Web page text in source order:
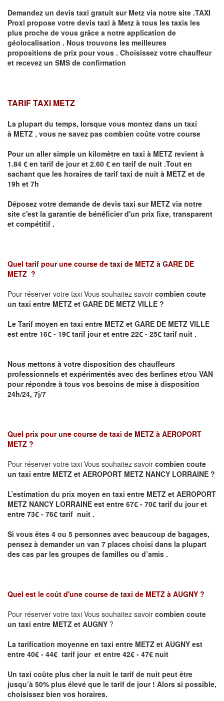
Demandez un devis taxi gratuit sur Metz via notre site .TAXI
Proxi propose votre devis taxi à Metz à tous les taxis les
plus proche de vous grâce a notre application de
géolocalisation . Nous trouvons les meilleures
propositions de prix pour vous . Choisissez votre chauffeur
et recevez un SMS de confirmation
TARIF TAXI METZ
La plupart du temps, lorsque vous montez dans un taxi
à METZ , vous ne savez pas combien coûte votre course
Pour un aller simple un kilomètre en taxi à METZ revient à
1.84 € en tarif de jour et 2.60 € en tarif de nuit .Tout en
sachant que les horaires de tarif taxi de nuit à METZ et de
19h et 7h
Déposez votre demande de devis taxi sur METZ via notre
site c'est la garantie de bénéficier d'un prix fixe, transparent
et compétitif .
Quel tarif pour une course de taxi de METZ à GARE DE
METZ ?
Pour réserver votre taxi Vous souhaitez savoir combien coute
un taxi entre METZ et GARE DE METZ VILLE ?
Le Tarif moyen en taxi entre METZ et GARE DE METZ VILLE
est entre 16€ - 19€ tarif jour et entre 22€ - 25€ tarif nuit .
Nous mettons à votre disposition des chauffeurs
professionnels et expérimentés avec des berlines et/ou VAN
pour répondre à tous vos besoins de mise à disposition
24h/24, 7j/7
Quel prix pour une course de taxi de METZ à AEROPORT
METZ ?
Pour réserver votre taxi Vous souhaitez savoir combien coute
un taxi entre METZ et AEROPORT METZ NANCY LORRAINE ?
L’estimation du prix moyen en taxi entre METZ et AEROPORT
METZ NANCY LORRAINE est entre 67€ - 70€ tarif du jour et
entre 73€ - 76€ tarif nuit .
Si vous êtes 4 ou 5 personnes avec beaucoup de bagages,
pensez à demander un van 7 places choisi dans la plupart
des cas par les groupes de familles ou d’amis .
Quel est le coût d'une course de taxi de METZ à AUGNY ?
Pour réserver votre taxi Vous souhaitez savoir combien coute
un taxi entre METZ et AUGNY ?
La tarification moyenne en taxi entre METZ et AUGNY est
entre 40€ - 44€ tarif jour et entre 42€ - 47€ nuit
Un taxi coûte plus cher la nuit le tarif de nuit peut être
jusqu’à 50% plus élevé que le tarif de jour ! Alors si possible,
choisissez bien vos horaires.